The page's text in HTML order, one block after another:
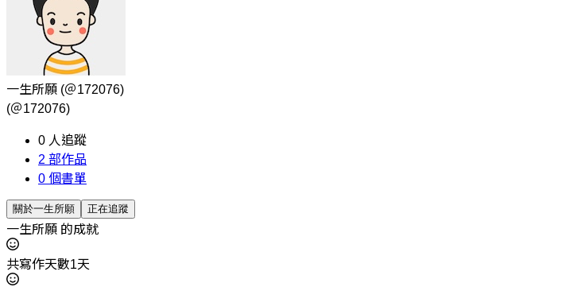
一生所願 (＠172076)
(＠172076)
0 人追蹤
2 部作品
0 個書單
關於一生所願 正在追蹤
一生所願 的成就
共寫作天數1天